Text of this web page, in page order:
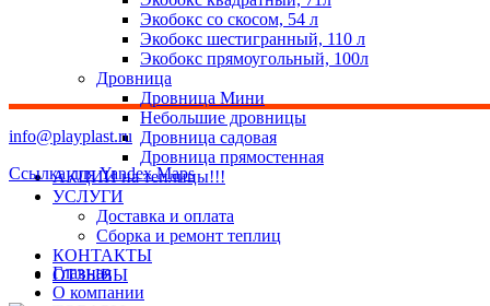
Экобокс со скосом, 54 л
Экобокс шестигранный, 110 л
Экобокс прямоугольный, 100л
Дровница
Дровница Мини
Небольшие дровницы
Дровница садовая
Дровница прямостенная
АКЦИИ на теплицы!!!
УСЛУГИ
Доставка и оплата
Сборка и ремонт теплиц
КОНТАКТЫ
ОТЗЫВЫ
info@playplast.ru
Ссылка для Yandex Maps
Главная
О компании